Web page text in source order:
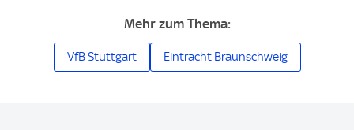
Mehr zum Thema:
VfB Stuttgart Eintracht Braunschweig